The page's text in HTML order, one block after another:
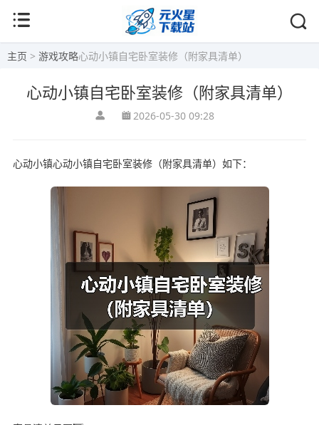
主页 > 游戏攻略心动小镇自宅卧室装修（附家具清单）
心动小镇自宅卧室装修（附家具清单）
2026-05-30 09:28
心动小镇心动小镇自宅卧室装修（附家具清单）如下：